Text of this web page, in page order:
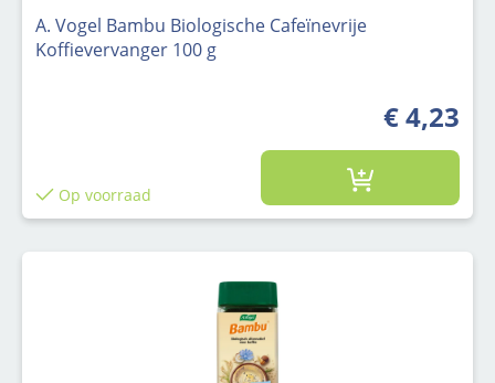
A. Vogel Bambu Biologische Cafeïnevrije
Koffievervanger 100 g
€ 4,23
Op voorraad